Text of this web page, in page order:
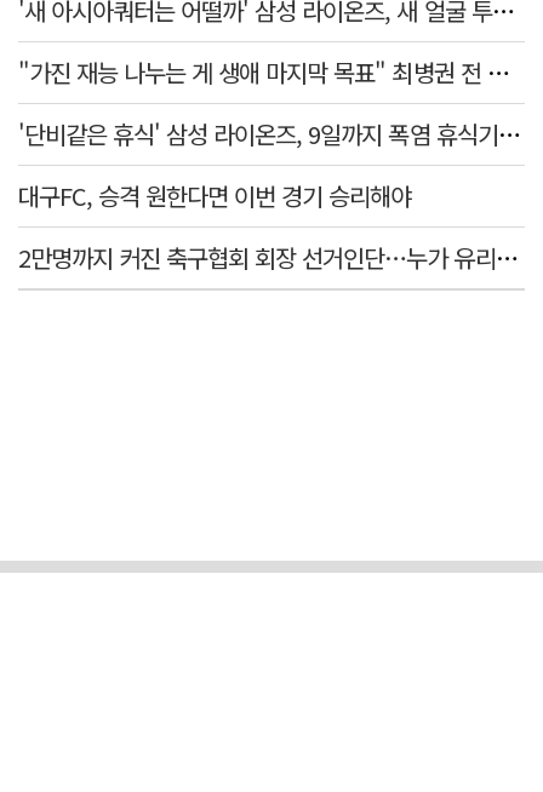
'새 아시아쿼터는 어떨까' 삼성 라이온즈, 새 얼굴 투수 미야모리 영입
"가진 재능 나누는 게 생애 마지막 목표" 최병권 전 대구체고 복싱 감독
'단비같은 휴식' 삼성 라이온즈, 9일까지 폭염 휴식기에 재정비
대구FC, 승격 원한다면 이번 경기 승리해야
2만명까지 커진 축구협회 회장 선거인단…누가 유리할까